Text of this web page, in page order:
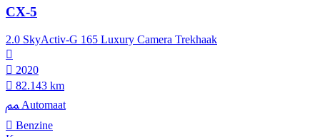
CX-5
2.0 SkyActiv-G 165 Luxury Camera Trekhaak
2020
82.143 km
Automaat
Benzine